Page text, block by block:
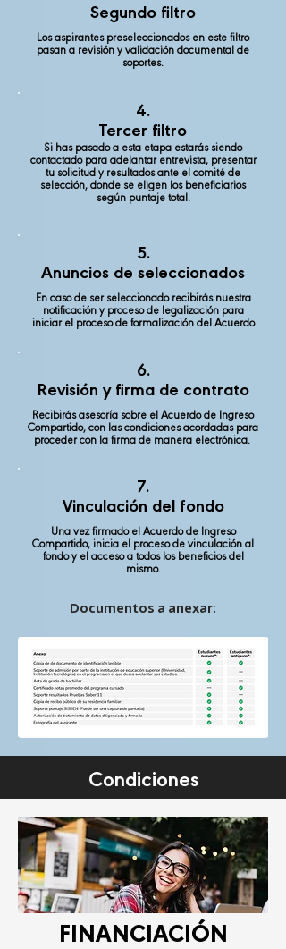
Segundo filtro
Los aspirantes preseleccionados en este filtro
pasan a revisión y validación documental de
soportes.
4.
Tercer filtro
Si has pasado a esta etapa estarás siendo
contactado para adelantar entrevista, presentar
tu solicitud y resultados ante el comité de
selección, donde se eligen los beneficiarios
según puntaje total.
5.
Anuncios de seleccionados
En caso de ser seleccionado recibirás nuestra
notificación y proceso de legalización para
iniciar el proceso de formalización del Acuerdo
6.
Revisión y firma de contrato
Recibirás asesoría sobre el Acuerdo de Ingreso
Compartido, con las condiciones acordadas para
proceder con la firma de manera electrónica.
7.
Vinculación del fondo
Una vez firmado el Acuerdo de Ingreso
Compartido, inicia el proceso de vinculación al
fondo y el acceso a todos los beneficios del
mismo.
Documentos a anexar:
Condiciones
FINANCIACIÓN